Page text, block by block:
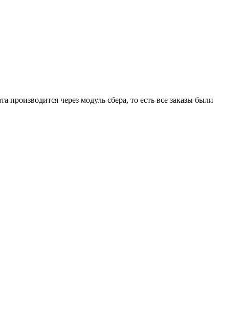
через модуль сбера, то есть все заказы были